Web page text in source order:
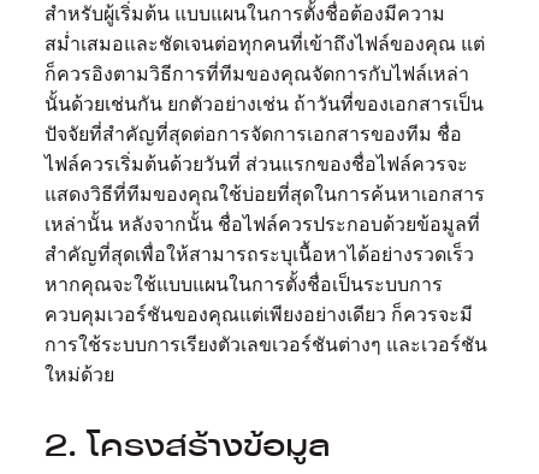
สำหรับผู้เริ่มต้น แบบแผนในการตั้งชื่อต้องมีความ
สม่ำเสมอและชัดเจนต่อทุกคนที่เข้าถึงไฟล์ของคุณ แต่
ก็ควรอิงตามวิธีการที่ทีมของคุณจัดการกับไฟล์เหล่า
นั้นด้วยเช่นกัน ยกตัวอย่างเช่น ถ้าวันที่ของเอกสารเป็น
ปัจจัยที่สำคัญที่สุดต่อการจัดการเอกสารของทีม ชื่อ
ไฟล์ควรเริ่มต้นด้วยวันที่ ส่วนแรกของชื่อไฟล์ควรจะ
แสดงวิธีที่ทีมของคุณใช้บ่อยที่สุดในการค้นหาเอกสาร
เหล่านั้น หลังจากนั้น ชื่อไฟล์ควรประกอบด้วยข้อมูลที่
สำคัญที่สุดเพื่อให้สามารถระบุเนื้อหาได้อย่างรวดเร็ว
หากคุณจะใช้แบบแผนในการตั้งชื่อเป็นระบบการ
ควบคุมเวอร์ชันของคุณแต่เพียงอย่างเดียว ก็ควรจะมี
การใช้ระบบการเรียงตัวเลขเวอร์ชันต่างๆ และเวอร์ชัน
ใหม่ด้วย
2. โครงสร้างข้อมูล